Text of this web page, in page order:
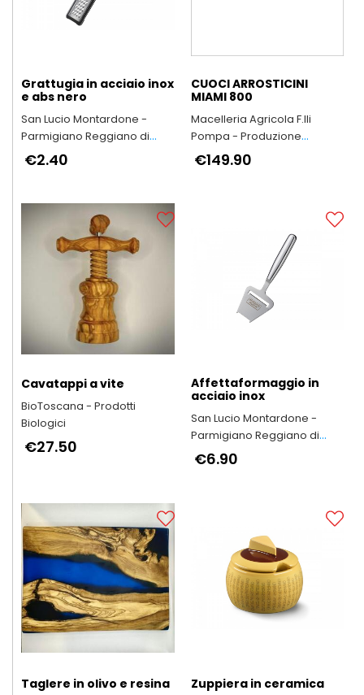
Grattugia in acciaio inox
e abs nero
San Lucio Montardone -
Parmigiano Reggiano di
Montagna
€2.40
CUOCI ARROSTICINI
MIAMI 800
Macelleria Agricola F.lli
Pompa - Produzione
Arrosticini Abruzzesi
artigianali
€149.90
Cavatappi a vite
BioToscana - Prodotti
Biologici
€27.50
Affettaformaggio in
acciaio inox
San Lucio Montardone -
Parmigiano Reggiano di
Montagna
€6.90
Taglere in olivo e resina Zuppiera in ceramica